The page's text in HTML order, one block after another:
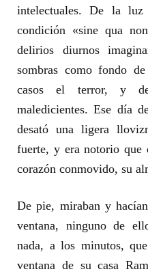
intelectuales. De la
condición «sine qua
delirios diurnos
sombras como fondo
casos el terror, y
maledicientes. Ese día
desató una ligera
fuerte, y era notorio que
corazón conmovido, su
De pie, miraban y
ventana, ninguno de
nada, a los minutos,
ventana de su casa